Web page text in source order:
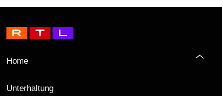
Home
Unterhaltung